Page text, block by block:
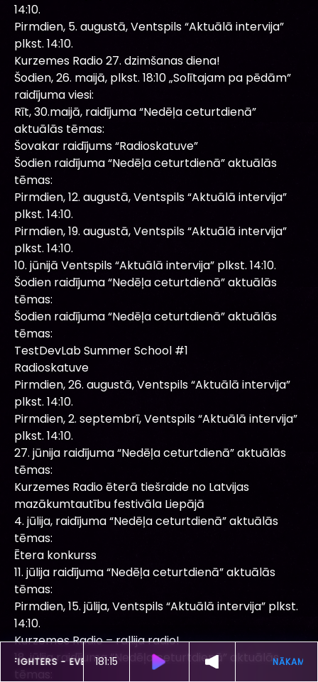
ŠOBRĪD SKANFOO FIGHTERS - EVERLONG
181:11
14:10.
Pirmdien, 5. augustā, Ventspils “Aktuālā intervija”
plkst. 14:10.
Kurzemes Radio 27. dzimšanas diena!
Šodien, 26. maijā, plkst. 18:10 „Solītajam pa pēdām”
raidījuma viesi:
Rīt, 30.maijā, raidījuma “Nedēļa ceturtdienā”
aktuālās tēmas:
Šovakar raidījums “Radioskatuve”
Šodien raidījuma “Nedēļa ceturtdienā” aktuālās
tēmas:
Pirmdien, 12. augustā, Ventspils “Aktuālā intervija”
plkst. 14:10.
Pirmdien, 19. augustā, Ventspils “Aktuālā intervija”
plkst. 14:10.
10. jūnijā Ventspils “Aktuālā intervija” plkst. 14:10.
Šodien raidījuma “Nedēļa ceturtdienā” aktuālās
tēmas:
Šodien raidījuma “Nedēļa ceturtdienā” aktuālās
tēmas:
TestDevLab Summer School #1
Radioskatuve
Pirmdien, 26. augustā, Ventspils “Aktuālā intervija”
plkst. 14:10.
Pirmdien, 2. septembrī, Ventspils “Aktuālā intervija”
plkst. 14:10.
27. jūnija raidījuma “Nedēļa ceturtdienā” aktuālās
tēmas:
Kurzemes Radio ēterā tiešraide no Latvijas
mazākumtautību festivāla Liepājā
4. jūlija, raidījuma “Nedēļa ceturtdienā” aktuālās
tēmas:
Ētera konkurss
11. jūlija raidījuma “Nedēļa ceturtdienā” aktuālās
tēmas:
Pirmdien, 15. jūlija, Ventspils “Aktuālā intervija” plkst.
14:10.
Kurzemes Radio – rallija radio!
18. jūlija raidījuma “Nedēļa ceturtdienā” aktuālās
tēmas: